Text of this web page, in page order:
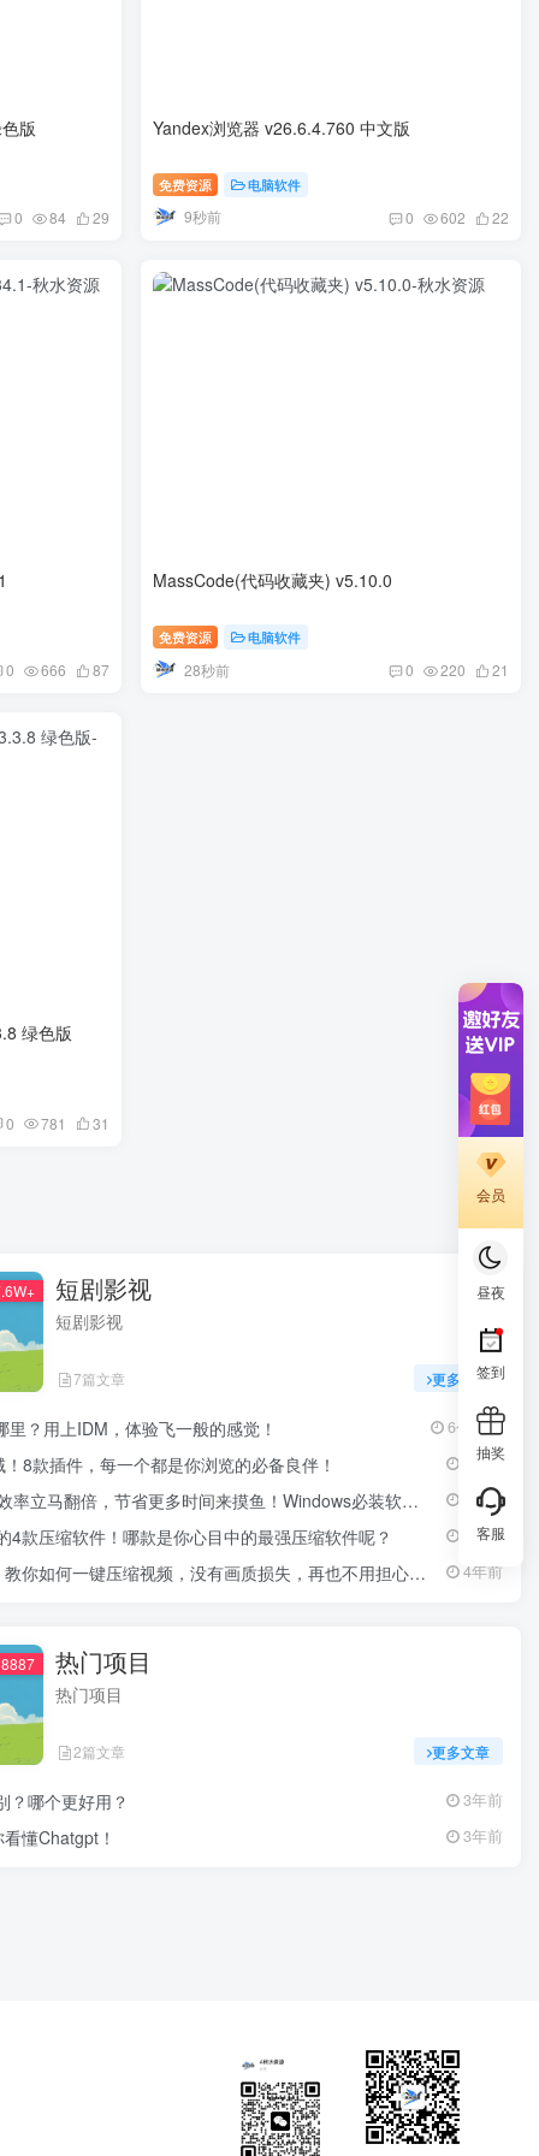
版
0 84 29
Yandex浏览器 v26.6.4.760 中文版
免费资源 电脑软件
9秒前 0 602 22
0 666 87
MassCode(代码收藏夹) v5.10.0
免费资源 电脑软件
28秒前 0 220 21
绿色版
0 781 31
短剧影视
短剧影视
7篇文章 更多文章
？用上IDM，体验飞一般的感觉！ 6个月前
8款插件，每一个都是你浏览的必备良伴！ 2年前
，节省更多时间来摸鱼！Windows必装软件推荐第二期【建议收藏】 4年前
4款压缩软件！哪款是你心目中的最强压缩软件呢？ 4年前
何一键压缩视频，没有画质损失，再也不用担心硬盘爆掉了！ 4年前
热门项目
热门项目
2篇文章 更多文章
？哪个更好用？ 3年前
懂Chatgpt！ 3年前
会员
昼夜
签到
抽奖
客服